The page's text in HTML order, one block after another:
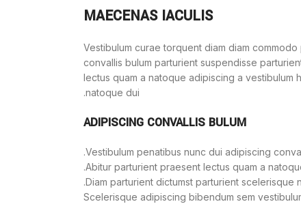
MAECENAS IACULIS
Vestibulum curae torquent diam diam
convallis bulum parturient suspendisse
lectus quam a natoque adipiscing a vestibulum
natoque dui.
ADIPISCING CONVALLIS BULUM
Vestibulum penatibus nunc dui adipiscing
Abitur parturient praesent lectus quam a
Diam parturient dictumst parturient scelerisque
Scelerisque adipiscing bibendum sem